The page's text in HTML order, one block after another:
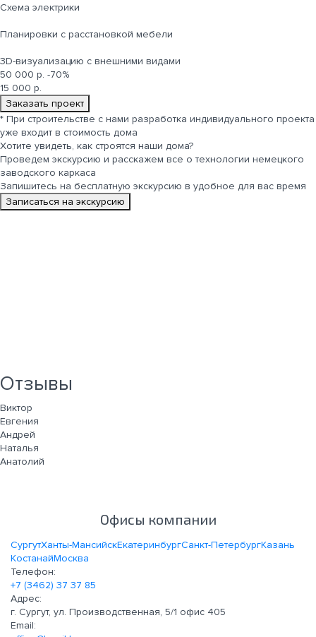
Cхема электрики
Планировки с расстановкой мебели
3D-визуализацию с внешними видами
50 000 р. -70%
15 000 р.
Заказать проект
* При строительстве с нами разработка индивидуального проекта
уже входит в стоимость дома
Хотите увидеть, как строятся наши дома?
Проведем экскурсию и расскажем все о технологии немецкого
заводского каркаса
Запишитесь на бесплатную экскурсию в удобное для вас время
Записаться на экскурсию
Отзывы
Виктор
Евгения
Андрей
Наталья
Анатолий
Офисы компании
СургутХанты-МансийскЕкатеринбургСанкт-ПетербургКазань
КостанайМосква
Телефон:
+7 (3462) 37 37 85
Адрес:
г. Сургут, ул. Производственная, 5/1 офис 405
Email: